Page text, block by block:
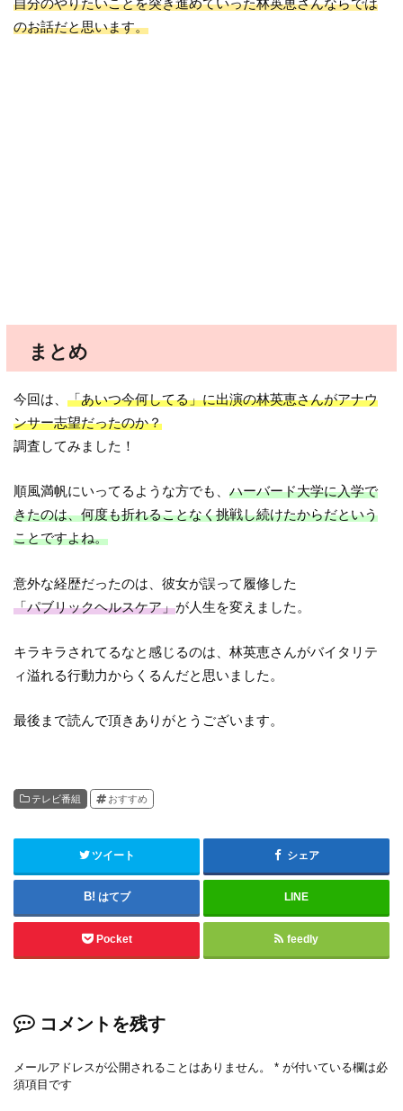
自分のやりたいことを突き進めていった林英恵さんならでは
のお話だと思います。
まとめ
今回は、「あいつ今何してる」に出演の林英恵さんがアナウ
ンサー志望だったのか？
調査してみました！
順風満帆にいってるような方でも、ハーバード大学に入学で
きたのは、何度も折れることなく挑戦し続けたからだという
ことですよね。
意外な経歴だったのは、彼女が誤って履修した
「パブリックヘルスケア」が人生を変えました。
キラキラされてるなと感じるのは、林英恵さんがバイタリテ
ィ溢れる行動力からくるんだと思いました。
最後まで読んで頂きありがとうございます。
テレビ番組 おすすめ
ツイート シェア
はてブ LINE
Pocket feedly
コメントを残す
メールアドレスが公開されることはありません。 * が付いている欄は必
須項目です